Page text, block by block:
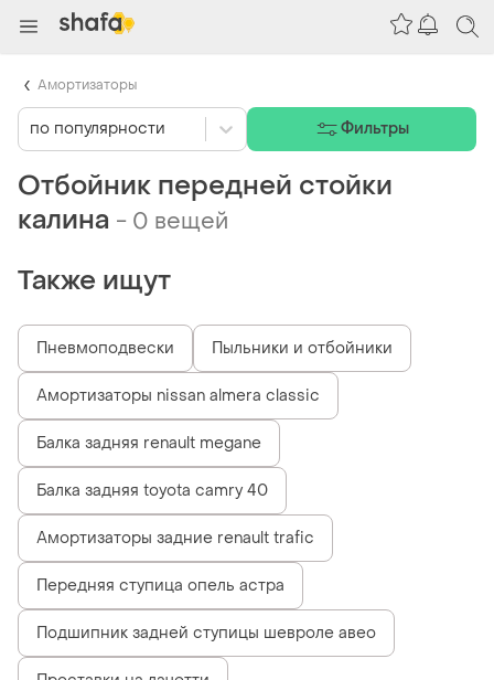
Отбойник передней стойки
калина - 0 вещей
Также ищут
Пневмоподвески Пыльники и отбойники
Амортизаторы nissan almera classic
Балка задняя renault megane
Балка задняя toyota camry 40
Амортизаторы задние renault trafic
Передняя ступица опель астра
Подшипник задней ступицы шевроле авео
по популярности Фильтры
Амортизаторы